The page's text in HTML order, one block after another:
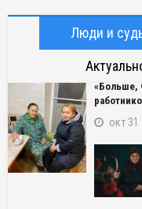
Люди и
«Больше,
окт 31